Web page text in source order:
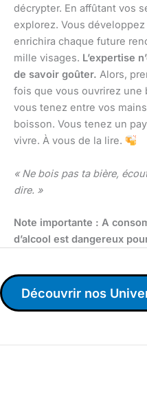
décrypter. En affûtant vos
explorez. Vous
enrichira chaque future
mille visages. L’expertise
de savoir goûter. Alors,
fois que vous ouvrirez
vous tenez entre vos
boisson. Vous tenez un
vivre. À vous de la lire.
« Ne bois pas ta bière,
dire. »
Note importante : A
d’alcool est dangereux
Découvrir nos